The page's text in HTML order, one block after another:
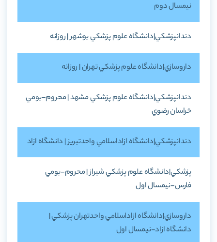
نيمسال دوم
دندانپزشکي|دانشگاه علوم پزشکي بوشهر | روزانه
داروسازي|دانشگاه علوم پزشکي تهران | روزانه
دندانپزشکي|دانشگاه علوم پزشکي مشهد | محروم-بومي
خراسان رضوي
دندانپزشکي|دانشگاه ازاداسلامي واحدتبريز | دانشگاه ازاد
پزشکي|دانشگاه علوم پزشکي شيراز | محروم-بومي
فارس-نيمسال اول
داروسازي|دانشگاه ازاداسلامي واحدتهران پزشکي |
دانشگاه ازاد-نيمسال اول